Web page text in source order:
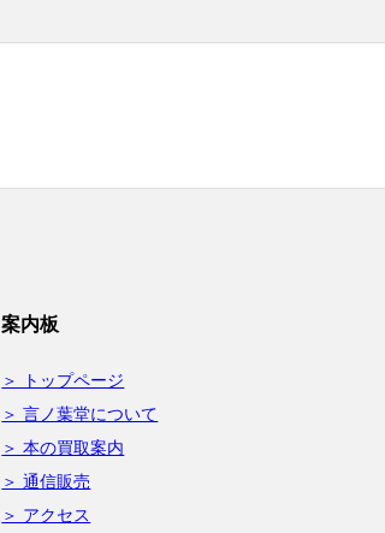
案内板
＞ トップページ
＞ 言ノ葉堂について
＞ 本の買取案内
＞ 通信販売
＞ アクセス